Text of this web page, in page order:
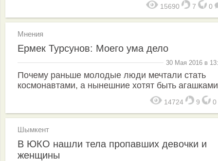
15690 7 0
Мнения
Ермек Турсунов: Моего ума дело
30 Мая 2016 в
Почему раньше молодые люди мечтали стать
космонавтами, а нынешние хотят быть агашками
14724 9 0
Шымкент
В ЮКО нашли тела пропавших девочки и
женщины